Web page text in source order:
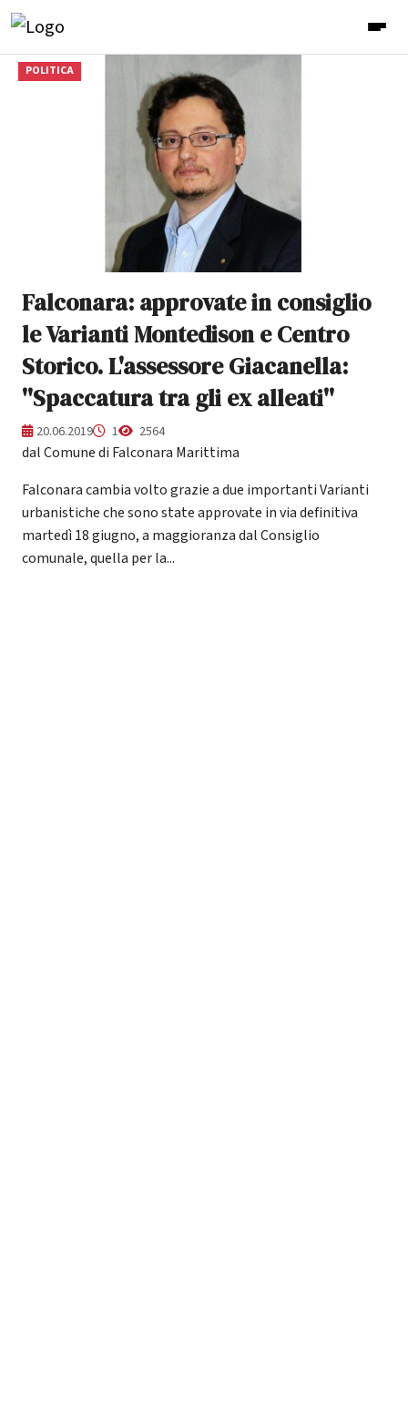
POLITICA
Falconara: approvate in consiglio
le Varianti Montedison e Centro
Storico. L'assessore Giacanella:
''Spaccatura tra gli ex alleati''
20.06.2019 1 2564
dal Comune di Falconara Marittima
Falconara cambia volto grazie a due importanti Varianti
urbanistiche che sono state approvate in via definitiva
martedì 18 giugno, a maggioranza dal Consiglio
comunale, quella per la...